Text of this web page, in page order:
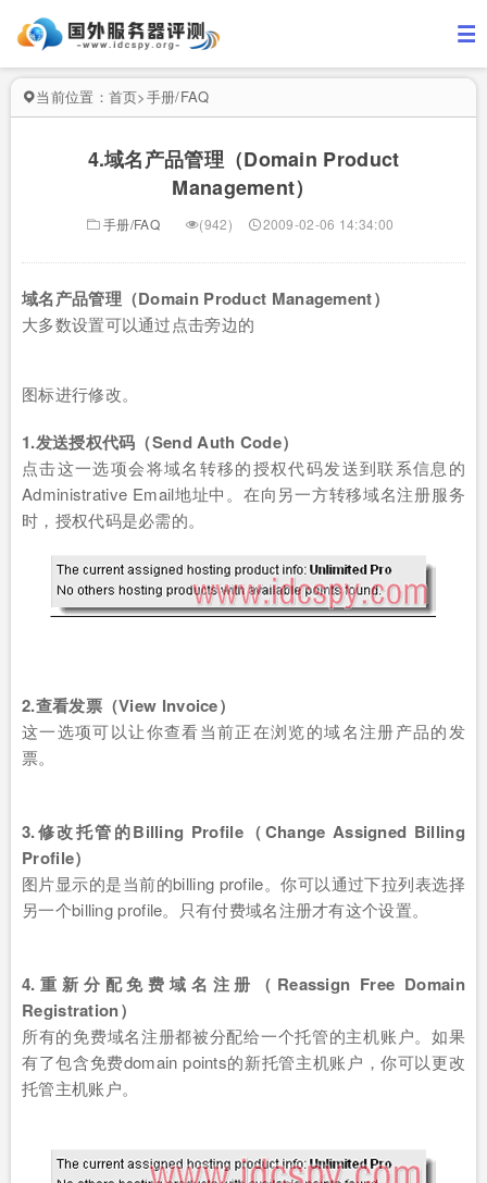
当前位置： 首页>手册/FAQ
4.域名产品管理（Domain Product
Management）
手册/FAQ (942) 2009-02-06 14:34:00
域名产品管理（Domain Product Management）
大多数设置可以通过点击旁边的
图标进行修改。
1.发送授权代码（Send Auth Code）
点击这一选项会将域名转移的授权代码发送到联系信息的
Administrative Email地址中。在向另一方转移域名注册服务
时，授权代码是必需的。
2.查看发票（View Invoice）
这一选项可以让你查看当前正在浏览的域名注册产品的发
票。
3.修改托管的Billing Profile（Change Assigned Billing
Profile）
图片显示的是当前的billing profile。你可以通过下拉列表选择
另一个billing profile。只有付费域名注册才有这个设置。
4.重新分配免费域名注册（Reassign Free Domain
Registration）
所有的免费域名注册都被分配给一个托管的主机账户。如果
有了包含免费domain points的新托管主机账户，你可以更改
托管主机账户。